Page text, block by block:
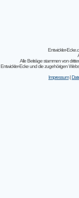
Entwickler-
Alle Beiträge stammen von
Entwickler-Ecke und die zugehörigen
Impressum|